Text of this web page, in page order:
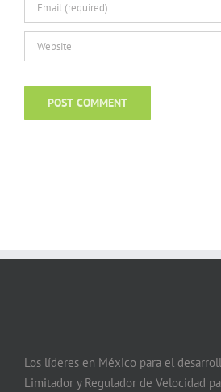
Los líderes en México para el
Limitador y Regulador de Velocidad